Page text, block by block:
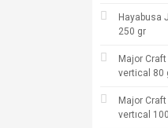
Hayabusa
250 gr
Major
vertical 80
Major
vertıcal